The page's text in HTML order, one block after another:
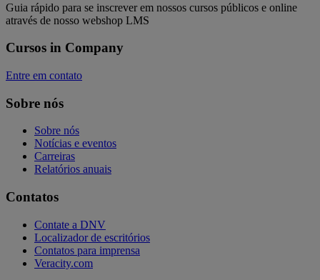
Guia rápido para se inscrever em nossos cursos públicos e online
através de nosso webshop LMS
Cursos in Company
Entre em contato
Sobre nós
Sobre nós
Notícias e eventos
Carreiras
Relatórios anuais
Contatos
Contate a DNV
Localizador de escritórios
Contatos para imprensa
Veracity.com